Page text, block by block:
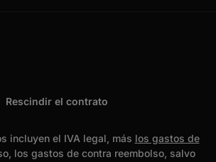
Rescindir el contrato
incluyen el IVA legal, más los gastos de
los gastos de contra reembolso, salvo